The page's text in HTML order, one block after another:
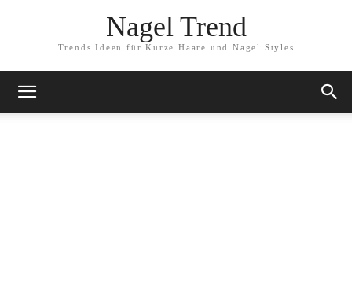
Nagel Trend
Trends Ideen für Kurze Haare und Nagel Styles